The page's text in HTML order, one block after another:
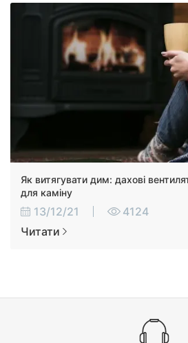
Як витягувати дим: дахові
для каміну
13/12/21
4124
Читати